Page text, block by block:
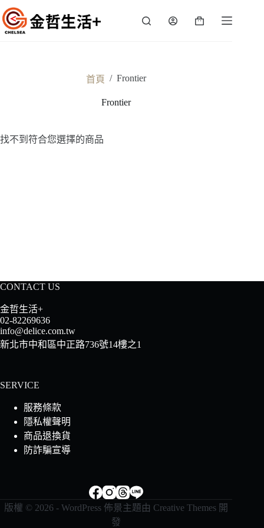
跳
至
主
購
首頁 / Frontier
Frontier
找不到符合您選擇的商品
CONTACT US
金哲生活+
02-82269636
info@delice.com.tw
新北市中和區中正路736號14樓之1
SERVICE
服務條款
隱私權聲明
商品退換貨
防詐騙宣導
版權 © 2026 - WordPress 佈景主題由 Creative Themes 開
發